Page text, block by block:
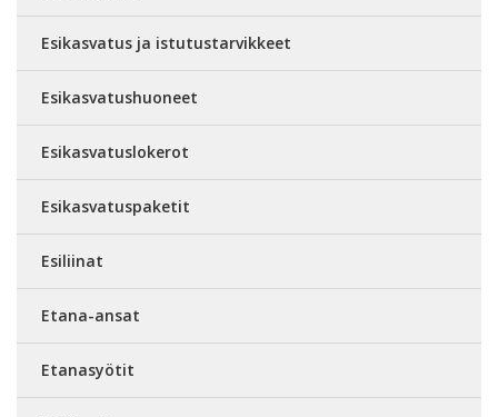
Esikasvatus ja istutustarvikkeet
Esikasvatushuoneet
Esikasvatuslokerot
Esikasvatuspaketit
Esiliinat
Etana-ansat
Etanasyötit